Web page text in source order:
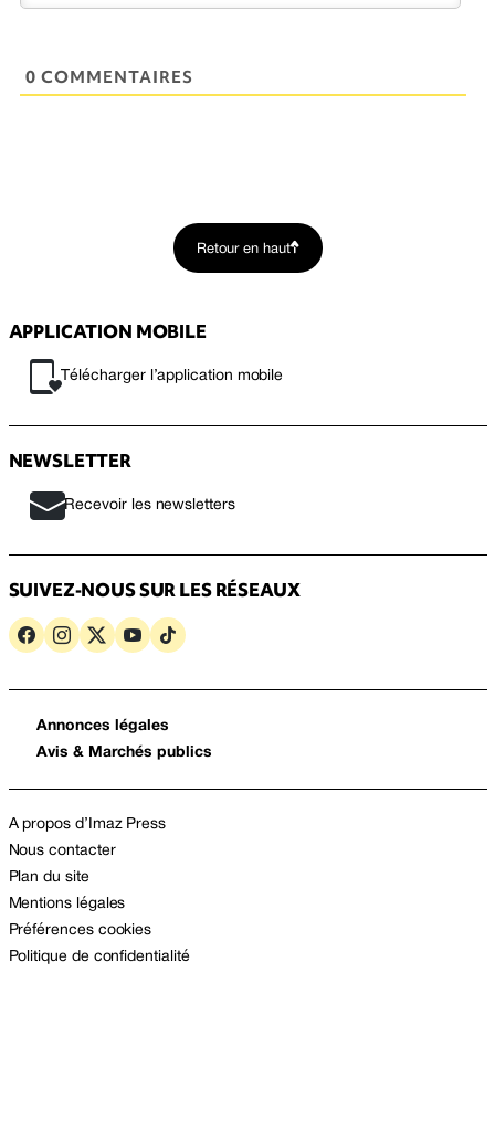
0 COMMENTAIRES
Retour en haut
APPLICATION MOBILE
Télécharger l’application mobile
NEWSLETTER
Recevoir les newsletters
SUIVEZ-NOUS SUR LES RÉSEAUX
Annonces légales
Avis & Marchés publics
A propos d’Imaz Press
Nous contacter
Plan du site
Mentions légales
Préférences cookies
Politique de confidentialité